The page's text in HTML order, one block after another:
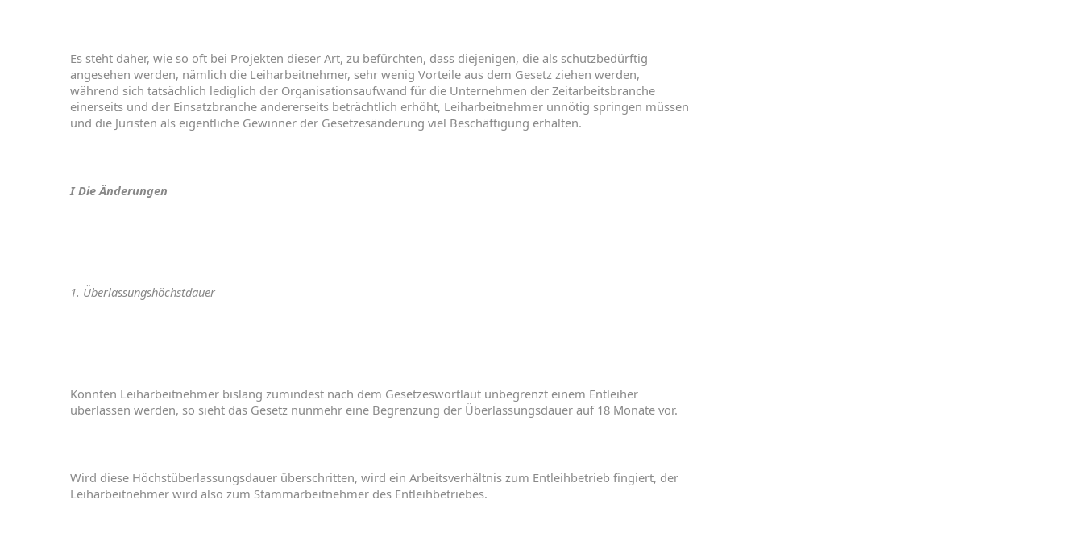
Es steht daher, wie so oft bei Projekten dieser Art, zu befürchten, dass diejenigen, die als schutzbedürftig
angesehen werden, nämlich die Leiharbeitnehmer, sehr wenig Vorteile aus dem Gesetz ziehen werden,
während sich tatsächlich lediglich der Organisationsaufwand für die Unternehmen der Zeitarbeitsbranche
einerseits und der Einsatzbranche andererseits beträchtlich erhöht, Leiharbeitnehmer unnötig springen müssen
und die Juristen als eigentliche Gewinner der Gesetzesänderung viel Beschäftigung erhalten.
IDieÄnderungen
1. Überlassungshöchstdauer
Konnten Leiharbeitnehmer bislang zumindest nach dem Gesetzeswortlaut unbegrenzt einem Entleiher
überlassen werden, so sieht das Gesetz nunmehr eine Begrenzung der Überlassungsdauer auf 18 Monate vor.
Wird diese Höchstüberlassungsdauer überschritten, wird ein Arbeitsverhältnis zum Entleihbetrieb fingiert, der
Leiharbeitnehmer wird also zum Stammarbeitnehmer des Entleihbetriebes.